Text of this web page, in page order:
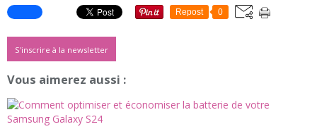
Repost 0
S'inscrire à la newsletter
Vous aimerez aussi :